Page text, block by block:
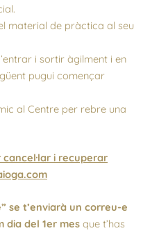
material de pràctica al seu
i sortir àgilment i en
pugui començar
al Centre per rebre una
i recuperar
se t’enviarà un correu-e
dia del 1er mes que t’has